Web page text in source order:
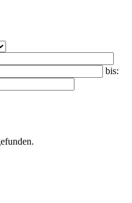
bis: